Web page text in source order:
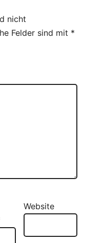
nicht
Felder sind mit *
Website